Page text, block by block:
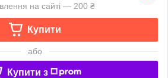
на сайті — 200 ₴
Купити
або
Купити з